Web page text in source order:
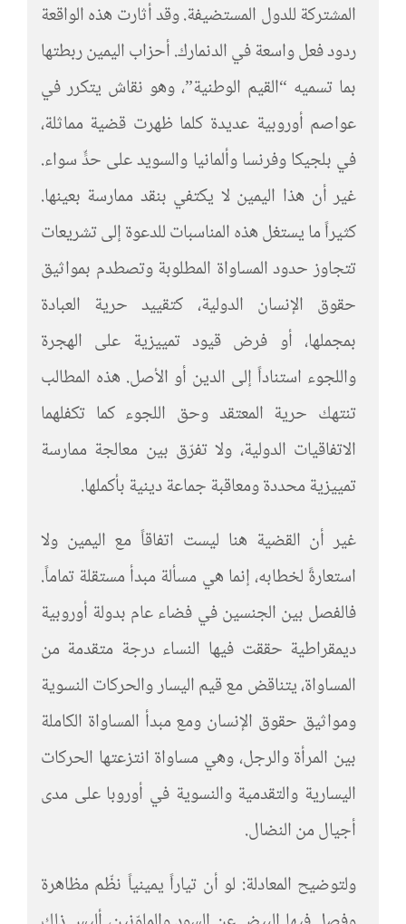
المشتركة للدول المستضيفة. وقد أثارت هذه الواقعة
ردود فعل واسعة في الدنمارك. أحزاب اليمين ربطتها
بما تسميه “القيم الوطنية”، وهو نقاش يتكرر في
عواصم أوروبية عديدة كلما ظهرت قضية مماثلة،
في بلجيكا وفرنسا وألمانيا والسويد على حدٍّ سواء.
غير أن هذا اليمين لا يكتفي بنقد ممارسة بعينها.
كثيراً ما يستغل هذه المناسبات للدعوة إلى تشريعات
تتجاوز حدود المساواة المطلوبة وتصطدم بمواثيق
حقوق الإنسان الدولية، كتقييد حرية العبادة
بمجملها، أو فرض قيود تمييزية على الهجرة
واللجوء استناداً إلى الدين أو الأصل. هذه المطالب
تنتهك حرية المعتقد وحق اللجوء كما تكفلهما
الاتفاقيات الدولية، ولا تفرّق بين معالجة ممارسة
تمييزية محددة ومعاقبة جماعة دينية بأكملها.
غير أن القضية هنا ليست اتفاقاً مع اليمين ولا
استعارةً لخطابه، إنما هي مسألة مبدأ مستقلة تماماً.
فالفصل بين الجنسين في فضاء عام بدولة أوروبية
ديمقراطية حققت فيها النساء درجة متقدمة من
المساواة، يتناقض مع قيم اليسار والحركات النسوية
ومواثيق حقوق الإنسان ومع مبدأ المساواة الكاملة
بين المرأة والرجل، وهي مساواة انتزعتها الحركات
اليسارية والتقدمية والنسوية في أوروبا على مدى
أجيال من النضال.
ولتوضيح المعادلة: لو أن تياراً يمينياً نظّم مظاهرة